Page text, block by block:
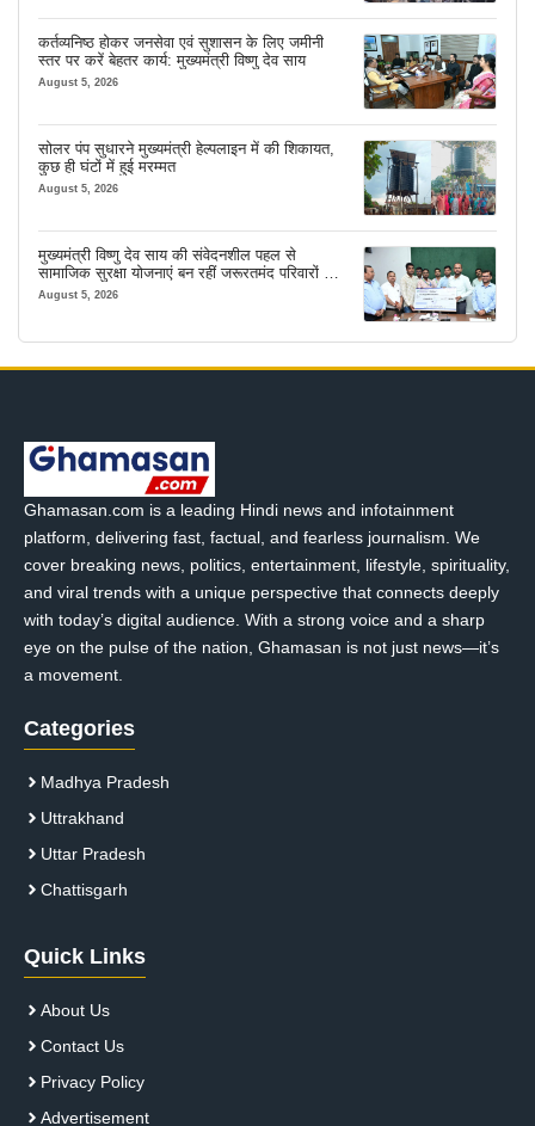
कर्तव्यनिष्ठ होकर जनसेवा एवं सुशासन के लिए जमीनी
स्तर पर करें बेहतर कार्य: मुख्यमंत्री विष्णु देव साय
August 5, 2026
सोलर पंप सुधारने मुख्यमंत्री हेल्पलाइन में की शिकायत,
कुछ ही घंटों में हुई मरम्मत
August 5, 2026
मुख्यमंत्री विष्णु देव साय की संवेदनशील पहल से
सामाजिक सुरक्षा योजनाएं बन रहीं जरूरतमंद परिवारों का
मजबूत सहारा
August 5, 2026
Ghamasan.com is a leading Hindi news and infotainment
platform, delivering fast, factual, and fearless journalism. We
cover breaking news, politics, entertainment, lifestyle, spirituality,
and viral trends with a unique perspective that connects deeply
with today’s digital audience. With a strong voice and a sharp
eye on the pulse of the nation, Ghamasan is not just news—it’s
a movement.
Categories
Madhya Pradesh
Uttrakhand
Uttar Pradesh
Chattisgarh
Quick Links
About Us
Contact Us
Privacy Policy
Advertisement